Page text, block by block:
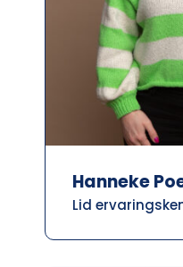
Hanneke
Lid